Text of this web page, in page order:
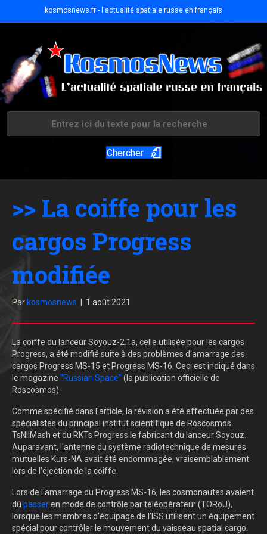
kosmosnews.fr - l'actualité spatiale russe en français
Chercher
>> La coiffe pour les
cargos Progress
modifiée
Par kosmosnews 1 août 2021
La coiffe du lanceur Soyouz-2.1a, celle utilisée pour les cargos
Progress, a été modifié suite à des problèmes d'amarrage des
cargos Progress MS-15 et Progress MS-16. Ceci est indiqué dans
le magazine "Russian Space" (la publication officielle de
Roscosmos).
Comme spécifié dans l'article, la révision a été effectuée par des
spécialistes du principal institut scientifique de Roscosmos
TsNIIMash et du RKTs Progress le fabricant du lanceur Soyouz.
Auparavant, l'antenne du système radiotechnique de mesures
mutuelles Kurs-NA avait été endommagée, vraisemblablement
lors de l'éjection de la coiffe.
Lors de l'amarrage du Progress MS-16, les cosmonautes avaient
dû passeren mode de contrôle par téléopérateur (TORoU),
lorsque les membres d'équipage de l'ISS utilisent un équipement
spécial pour contrôler le mouvement du vaisseau spatial cargo.